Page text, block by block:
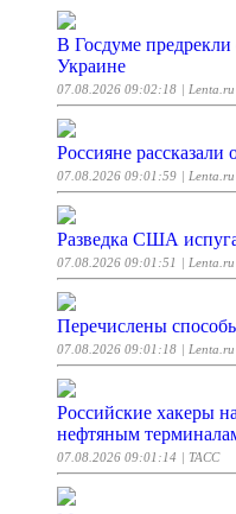
В Госдуме
Украине
07.08.2026 09:02:18 | Lenta.ru
Россияне
07.08.2026 09:01:59 | Lenta.ru
Разведка США
07.08.2026 09:01:51 | Lenta.ru
Перечислены
07.08.2026 09:01:18 | Lenta.ru
Российские хакеры
нефтяным
07.08.2026 09:01:14 | ТАСС